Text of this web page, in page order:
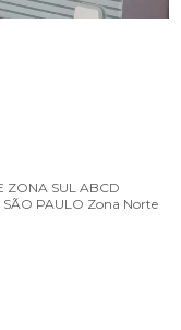
ZONA SUL ABCD
PAULO Zona Norte